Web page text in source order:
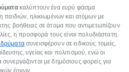
καλύπτουν ένα ευρύ φάσμα
παιδιών, ηλικιωμένων και ατόμων με
βοήθειας σε άτομα που αντιμετωπίζουν
η προσφορά τους είναι πολυδιάστατη.
συνεισφέρουν σε ειδικούς τομείς,
υγείας και πολιτισμού, ενώ οι
συνεργάζονται με δημόσιους φορείς για
έργων.